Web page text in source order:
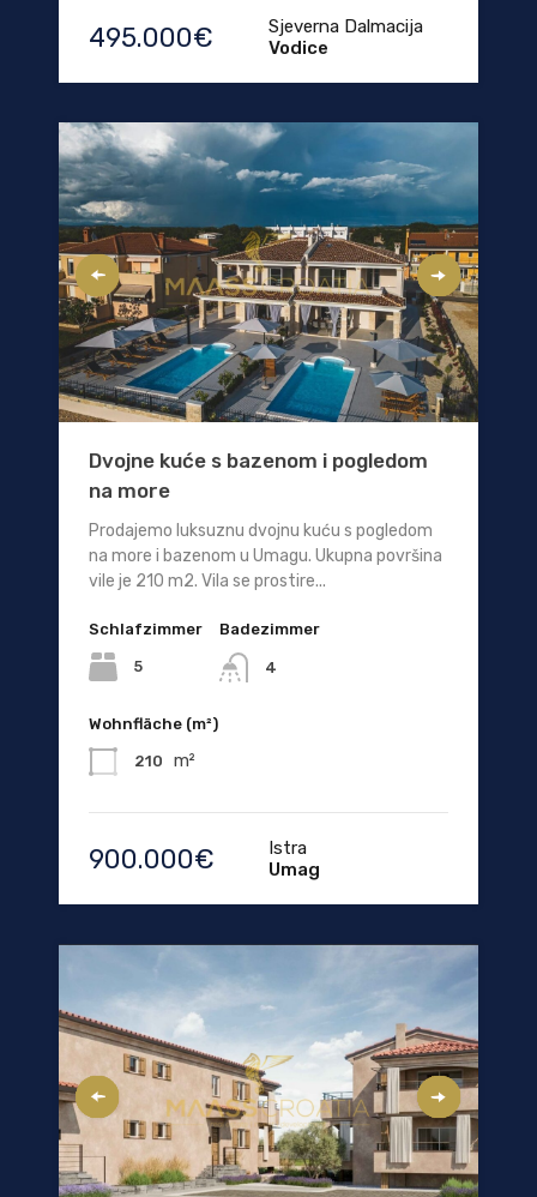
495.000€
Sjeverna Dalmacija
Vodice
Dvojne kuće s bazenom i pogledom
na more
Prodajemo luksuznu dvojnu kuću s pogledom
na more i bazenom u Umagu. Ukupna površina
vile je 210 m2. Vila se prostire...
Schlafzimmer
5
Badezimmer
4
Wohnfläche (m²)
210 m²
900.000€
Istra
Umag